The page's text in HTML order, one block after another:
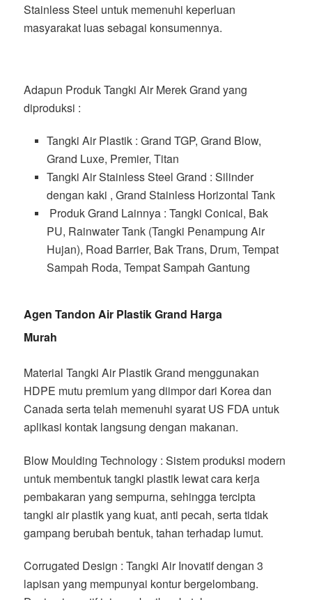
Stainless Steel untuk memenuhi keperluan
masyarakat luas sebagai konsumennya.
Adapun Produk Tangki Air Merek Grand yang
diproduksi :
Tangki Air Plastik : Grand TGP, Grand Blow,
Grand Luxe, Premier, Titan
Tangki Air Stainless Steel Grand : Silinder
dengan kaki , Grand Stainless Horizontal Tank
Produk Grand Lainnya : Tangki Conical, Bak
PU, Rainwater Tank (Tangki Penampung Air
Hujan), Road Barrier, Bak Trans, Drum, Tempat
Sampah Roda, Tempat Sampah Gantung
Agen Tandon Air Plastik Grand Harga
Murah
Material Tangki Air Plastik Grand menggunakan
HDPE mutu premium yang diimpor dari Korea dan
Canada serta telah memenuhi syarat US FDA untuk
aplikasi kontak langsung dengan makanan.
Blow Moulding Technology : Sistem produksi modern
untuk membentuk tangki plastik lewat cara kerja
pembakaran yang sempurna, sehingga tercipta
tangki air plastik yang kuat, anti pecah, serta tidak
gampang berubah bentuk, tahan terhadap lumut.
Corrugated Design : Tangki Air Inovatif dengan 3
lapisan yang mempunyai kontur bergelombang.